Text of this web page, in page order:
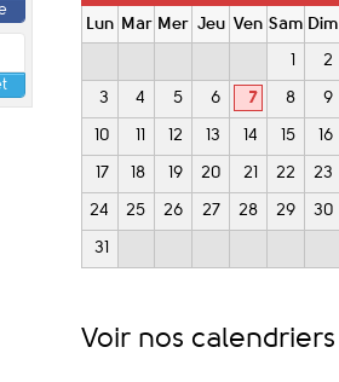
Lun Mar Mer Jeu Ven Sam Dim
1 2
3 4 5 6 7 8 9
10 11 12 13 14 15 16
17 18 19 20 21 22 23
24 25 26 27 28 29 30
31
Voir nos calendriers